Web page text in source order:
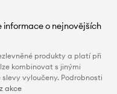
informace o nejnovějších
produkty a platí při
kombinovat s jinými
vyloučeny. Podrobnosti
akce